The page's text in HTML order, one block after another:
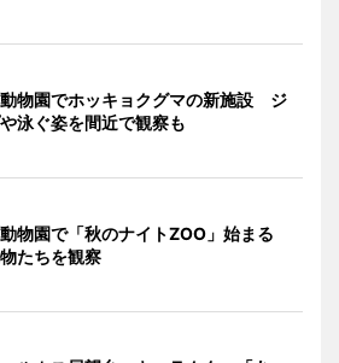
物園でホッキョクグマの新施設 ジ
泳ぐ姿を間近で観察も
物園で「秋のナイトZOO」始まる
たちを観察